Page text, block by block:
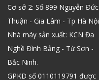
Cơ sở 2: Số 899 Nguyễn Đức
Thuận - Gia Lâm - Tp Hà Nội
Nhà máy sản xuất: KCN Đa
Nghề Đình Bảng - Từ Sơn -
Bắc Ninh.
GPKD số 0110119791 được